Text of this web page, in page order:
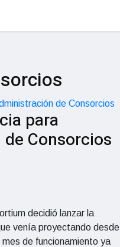
para
Consorcios
decidió lanzar la
venía proyectando desde
de funcionamiento ya